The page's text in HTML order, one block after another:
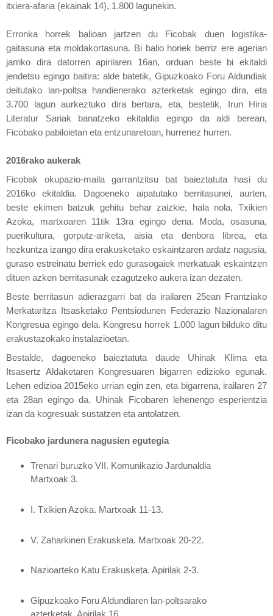
itxiera-afaria (ekainak 14), 1.800 lagunekin.
Erronka horrek balioan jartzen du Ficobak duen logistika-
gaitasuna eta moldakortasuna. Bi balio horiek berriz ere agerian
jarriko dira datorren apirilaren 16an, orduan beste bi ekitaldi
jendetsu egingo baitira: alde batetik, Gipuzkoako Foru Aldundiak
deitutako lan-poltsa handienerako azterketak egingo dira, eta
3.700 lagun aurkeztuko dira bertara, eta, bestetik, Irun Hiria
Literatur Sariak banatzeko ekitaldia egingo da aldi berean,
Ficobako pabiloietan eta entzunaretoan, hurrenez hurren.
2016rako aukerak
Ficobak okupazio-maila garrantzitsu bat baieztatuta hasi du
2016ko ekitaldia.
Dagoeneko aipatutako berritasunei, aurten,
beste ekimen batzuk gehitu behar zaizkie, hala nola, Txikien
Azoka, martxoaren 11tik 13ra egingo dena.
Moda, osasuna,
puerikultura, gorputz-ariketa, aisia eta denbora librea, eta
hezkuntza izango dira erakusketako eskaintzaren ardatz nagusia,
guraso estreinatu berriek edo gurasogaiek merkatuak eskaintzen
dituen azken berritasunak ezagutzeko aukera izan dezaten.
Beste berritasun adierazgarri bat da irailaren 25ean Frantziako
Merkataritza Itsasketako Pentsiodunen Federazio Nazionalaren
Kongresua egingo dela. Kongresu horrek 1.000 lagun bilduko ditu
erakustazokako instalazioetan.
Bestalde, dagoeneko baieztatuta daude Uhinak Klima eta
Itsasertz Aldaketaren Kongresuaren bigarren edizioko egunak.
Lehen edizioa 2015eko urrian egin zen, eta bigarrena, irailaren 27
eta 28an egingo da.
Uhinak Ficobaren lehenengo esperientzia
izan da kogresuak sustatzen eta antolatzen.
Ficobako jardunera nagusien egutegia
Trenari buruzko VII. Komunikazio Jardunaldia
Martxoak 3.
I. Txikien Azoka. Martxoak 11-13.
V. Zaharkinen Erakusketa. Martxoak 20-22.
Nazioarteko Katu Erakusketa. Apirilak 2-3.
Gipuzkoako Foru Aldundiaren lan-poltsarako